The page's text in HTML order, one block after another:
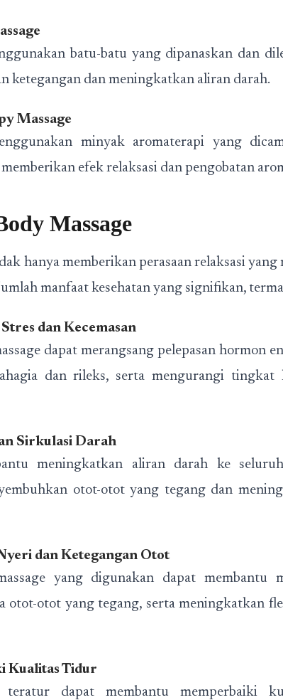
batu-batu yang dipanaskan dan
ketegangan dan meningkatkan aliran darah.
Massage
minyak aromaterapi yang
efek relaksasi dan pengobatan
Massage
hanya memberikan perasaan relaksasi
manfaat kesehatan yang signifikan,
dan Kecemasan
dapat merangsang pelepasan hormon
dan rileks, serta mengurangi tingkat
Sirkulasi Darah
meningkatkan aliran darah ke
otot-otot yang tegang dan
dan Ketegangan Otot
yang digunakan dapat membantu
otot-otot yang tegang, serta meningkatkan
Kualitas Tidur
teratur dapat membantu memperbaiki